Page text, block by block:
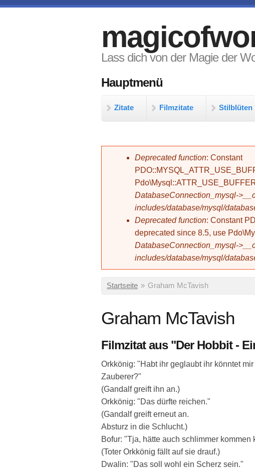
Lass dich von der Magie der
Hauptmenü
Zitate Filmzitate Stilblüten
Fehlermeldung
Deprecated function: Constant
DatabaseConnection_mysql-
includes/database/mysql/
Deprecated function: Constant
deprecated since 8.5, use
DatabaseConnection_mysql-
includes/database/mysql/
Sie sind hier
Startseite » Graham McTavish
Graham McTavish
Filmzitat aus "Der Hobbit -
Orkkönig: "Habt ihr geglaubt ihr könntet
Zauberer?"
(Gandalf greift ihn an.)
Orkkönig: "Das dürfte reichen."
(Gandalf greift erneut an.
Absturz in die Schlucht.)
Bofur: "Tja, hätte auch schlimmer kommen
(Toter Orkkönig fällt auf sie drauf.)
Dwalin: "Das soll wohl ein Scherz sein."